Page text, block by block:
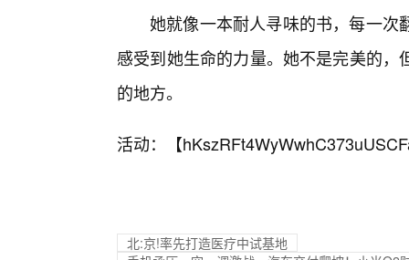
她就像一本耐人寻味的书，每一次
感受到她生命的力量。她不是完美的
的地方。
活动：【
北:京!率先打造医疗中试基地